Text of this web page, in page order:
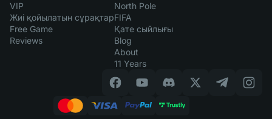
VIP
Жиі қойылатын сұрақтар
Free Game
Reviews
North Pole
FIFA
Қате сыйлығы
Blog
About
11 Years